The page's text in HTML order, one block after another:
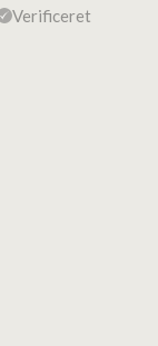
Verificeret